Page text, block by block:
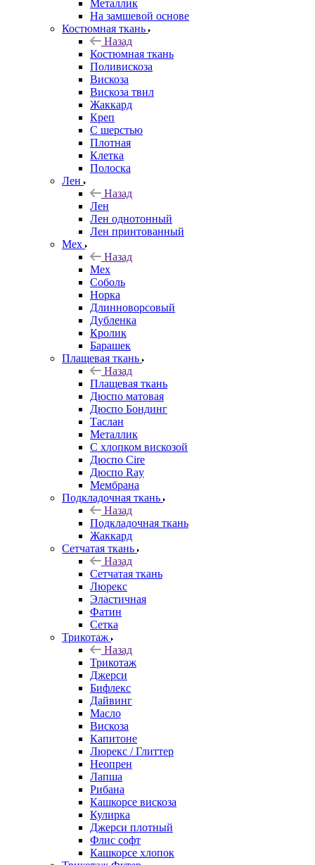
Металлик
На замшевой основе
Костюмная ткань
Назад
Костюмная ткань
Поливискоза
Вискоза
Вискоза твил
Жаккард
Креп
С шерстью
Плотная
Клетка
Полоска
Лен
Назад
Лен
Лен однотонный
Лен принтованный
Мех
Назад
Мех
Соболь
Норка
Длинноворсовый
Дубленка
Кролик
Барашек
Плащевая ткань
Назад
Плащевая ткань
Дюспо матовая
Дюспо Бондинг
Таслан
Металлик
С хлопком вискозой
Дюспо Cire
Дюспо Ray
Мембрана
Подкладочная ткань
Назад
Подкладочная ткань
Жаккард
Сетчатая ткань
Назад
Сетчатая ткань
Люрекс
Эластичная
Фатин
Сетка
Трикотаж
Назад
Трикотаж
Джерси
Бифлекс
Дайвинг
Масло
Вискоза
Капитоне
Люрекс / Глиттер
Неопрен
Лапша
Рибана
Кашкорсе вискоза
Кулирка
Джерси плотный
Флис софт
Кашкорсе хлопок